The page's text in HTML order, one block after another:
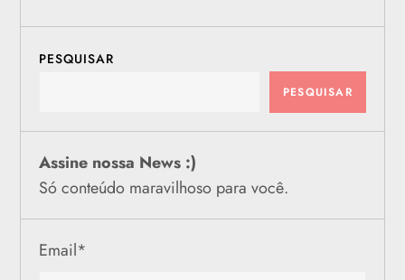
PESQUISAR
PESQUISAR
Assine nossa News :)
Só conteúdo maravilhoso para você.
Email*